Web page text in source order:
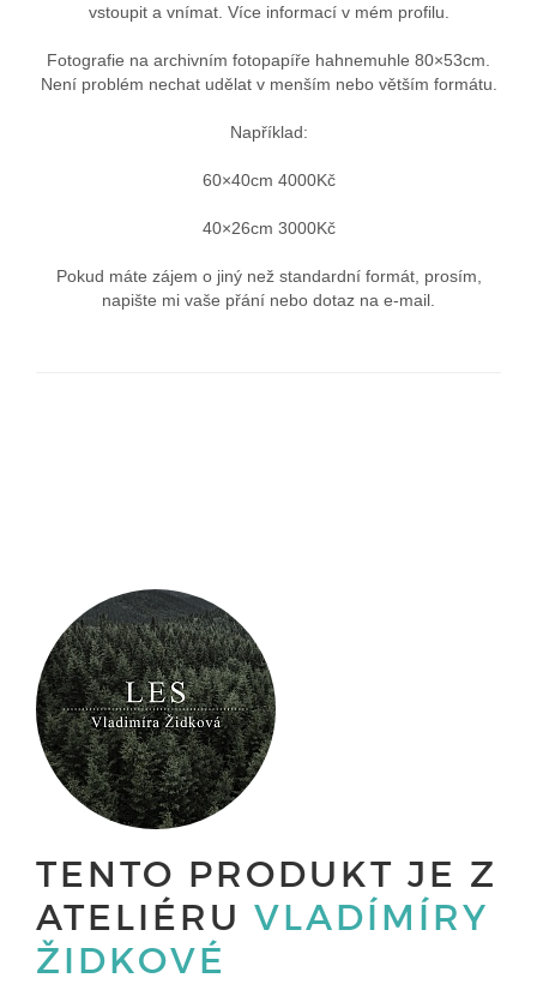
vstoupit a vnímat. Více informací v mém profilu.
Fotografie na archivním fotopapíře hahnemuhle 80×53cm.
Není problém nechat udělat v menším nebo větším formátu.
Například:
60×40cm 4000Kč
40×26cm 3000Kč
Pokud máte zájem o jiný než standardní formát, prosím,
napište mi vaše přání nebo dotaz na e-mail.
TENTO PRODUKT JE Z
ATELIÉRU VLADÍMÍRY
ŽIDKOVÉ